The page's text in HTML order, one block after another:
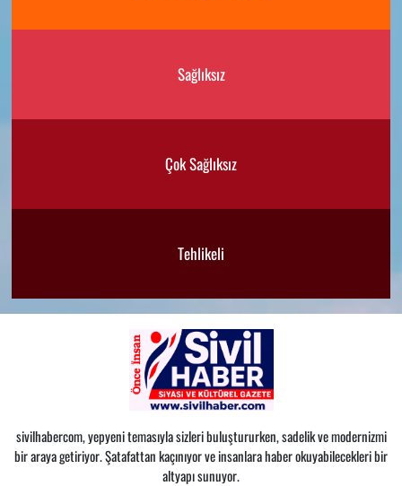
Sağlıksız
Çok Sağlıksız
Tehlikeli
sivilhabercom, yepyeni temasıyla sizleri buluştururken, sadelik ve modernizmi
bir araya getiriyor. Şatafattan kaçınıyor ve insanlara haber okuyabilecekleri bir
altyapı sunuyor.